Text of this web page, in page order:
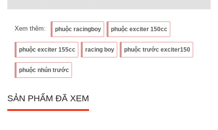
Xem thêm: phuộc racingboy phuộc exciter 150cc
phuộc exciter 155cc racing boy phuộc trước exciter150
phuộc nhún trước
SẢN PHẨM ĐÃ XEM